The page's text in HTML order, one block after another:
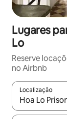
Lugares
Lo
Reserve
no Airbnb
Localização
Quando os